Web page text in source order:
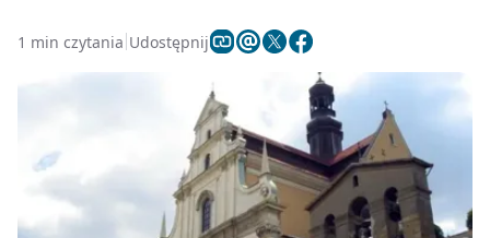
1 min czytania Udostępnij